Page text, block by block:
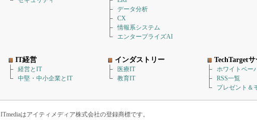
データ分析
CX
情報系システム
エンタープライズAI
IT経営
経営とIT
中堅・中小企業とIT
インダストリー
医療IT
教育IT
TechTarget
ホワイトペー
RSS一覧
プレゼント＆
ITmediaはアイティメディア株式会社の登録商標です。